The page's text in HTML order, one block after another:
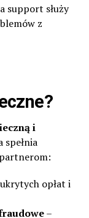
support służy
z
i
spełnia
opłat i
–